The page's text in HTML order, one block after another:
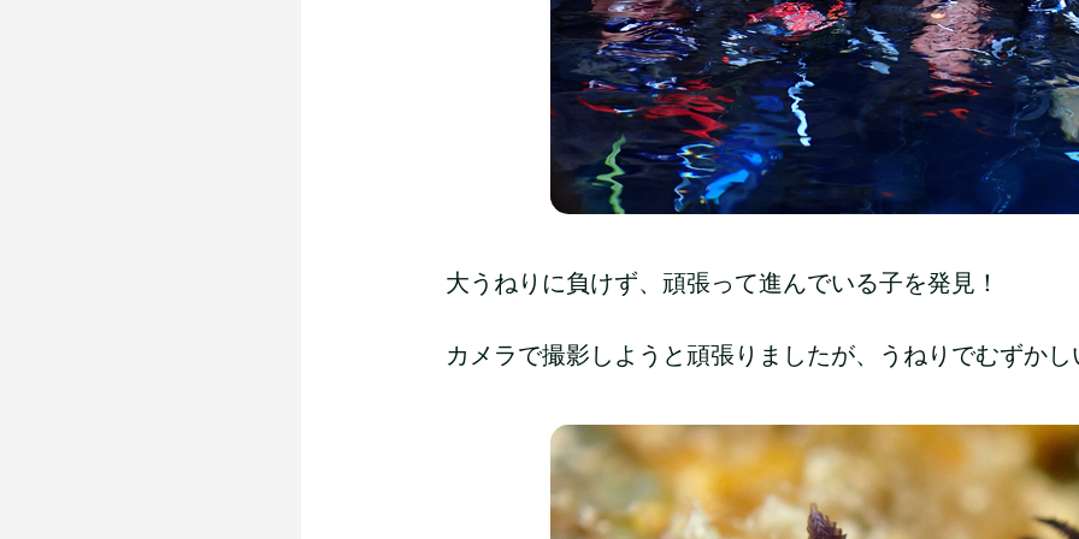
大うねりに負けず、頑張って進んでいる子を発見！
カメラで撮影しようと頑張りましたが、うねりでむずか